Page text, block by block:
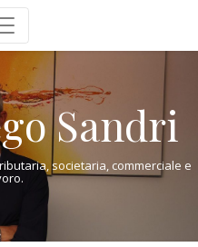
Sandri
societaria, commerciale e